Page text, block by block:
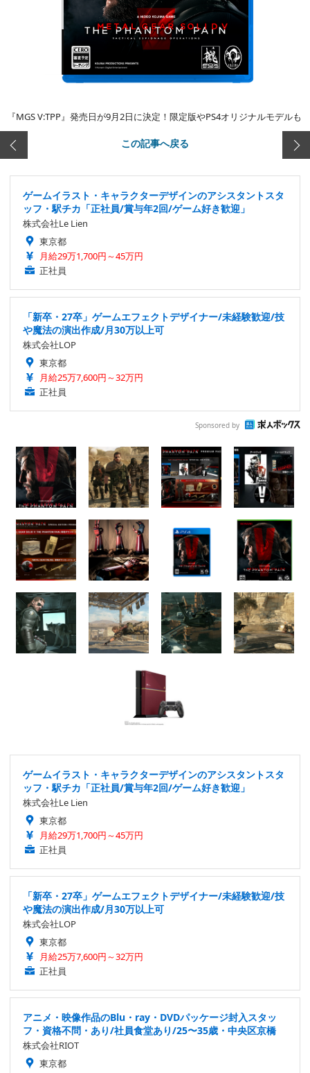
『MGS V:TPP』発売日が9月2日に決定！限定版やPS4オリジナルモデルも
この記事へ戻る
ゲームイラスト・キャラクターデザインのアシスタントスタ
ッフ・駅チカ「正社員/賞与年2回/ゲーム好き歓迎」
株式会社Le Lien
東京都
月給29万1,700円～45万円
正社員
「新卒・27卒」ゲームエフェクトデザイナー/未経験歓迎/技
や魔法の演出作成/月30万以上可
株式会社LOP
東京都
月給25万7,600円～32万円
正社員
Sponsored by
ゲームイラスト・キャラクターデザインのアシスタントスタ
ッフ・駅チカ「正社員/賞与年2回/ゲーム好き歓迎」
株式会社Le Lien
東京都
月給29万1,700円～45万円
正社員
「新卒・27卒」ゲームエフェクトデザイナー/未経験歓迎/技
や魔法の演出作成/月30万以上可
株式会社LOP
東京都
月給25万7,600円～32万円
正社員
アニメ・映像作品のBlu・ray・DVDパッケージ封入スタッ
フ・資格不問・あり/社員食堂あり/25〜35歳・中央区京橋
株式会社RIOT
東京都